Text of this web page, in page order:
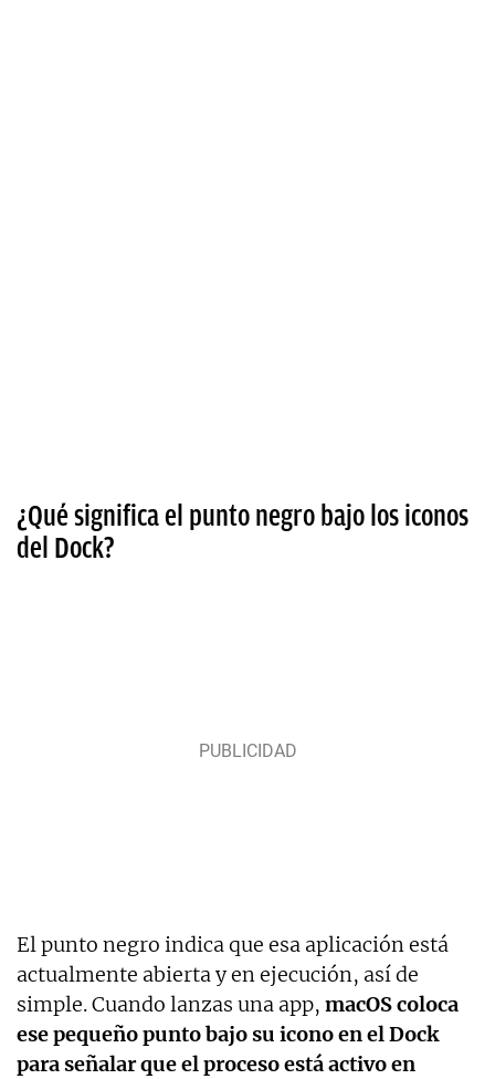
¿Qué significa el punto negro bajo los iconos
del Dock?
El punto negro indica que esa aplicación está
actualmente abierta y en ejecución, así de
simple. Cuando lanzas una app, macOS coloca
ese pequeño punto bajo su icono en el Dock
para señalar que el proceso está activo en